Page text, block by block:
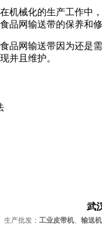
械化的生产工作中
网输送带的保养和
网输送带因为还是
并且维护。
武
生产批发： 工业皮带机、 输送